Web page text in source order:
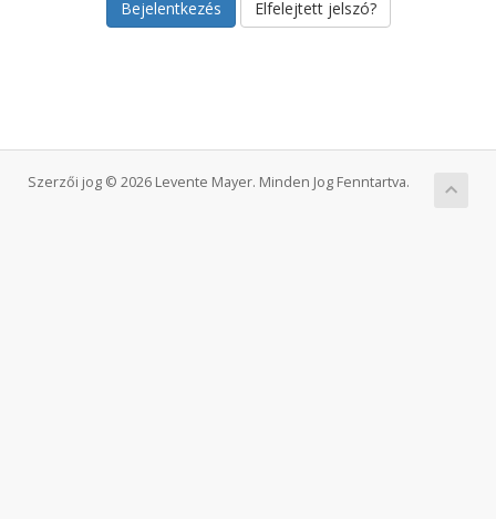
Elfelejtett jelszó?
Szerzői jog © 2026 Levente Mayer. Minden Jog Fenntartva.